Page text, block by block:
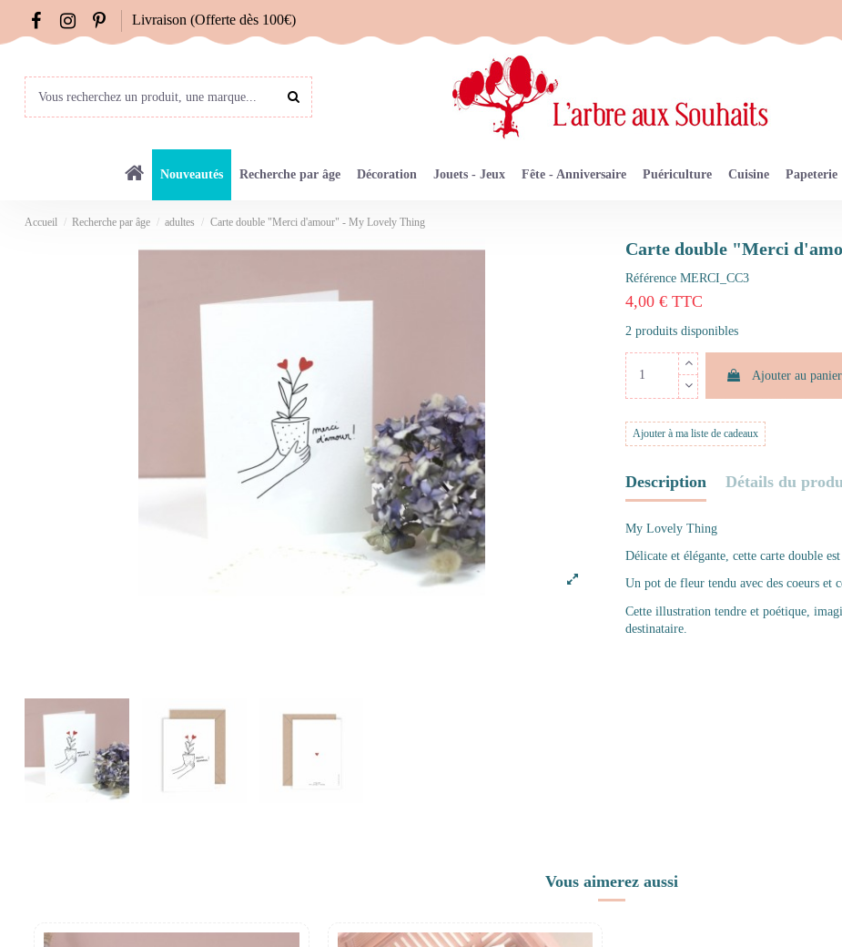
Livraison (Offerte dès 100€)
Nouveautés Recherche par âge Décoration Jouets - Jeux Fête - Anniversaire Puériculture Cuisine Papeterie
Accueil Recherche par âge adultes Carte double "Merci d'amour" - My Lovely Thing
Carte double "Merci
Référence MERCI_CC3
4,00 € TTC
2 produits disponibles
Ajouter au panier
Ajouter à ma liste de cadeaux
Description Détails du
My Lovely Thing
Délicate et élégante, cette carte double
Un pot de fleur tendu avec des coeurs et
Cette illustration tendre et poétique,
destinataire.
Vous aimerez aussi